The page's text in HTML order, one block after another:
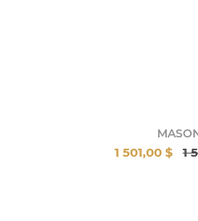
1 501,00 $ 1